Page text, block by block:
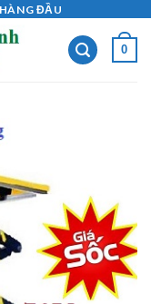
ĐẦU
0